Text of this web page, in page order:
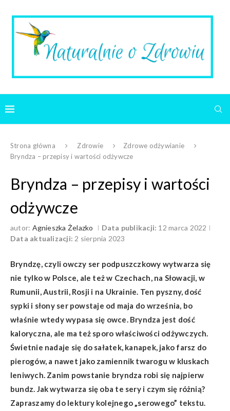
Strona główna Zdrowie
Zdrowe odżywianie
Bryndza – przepisy i wartości odżywcze
Bryndza – przepisy i wartości
odżywcze
autor: Agnieszka Żelazko Data publikacji: 12 marca 2022
Data aktualizacji: 2 sierpnia 2023
Bryndzę, czyli owczy ser podpuszczkowy wytwarza się
nie tylko w Polsce, ale też w Czechach, na Słowacji, w
Rumunii, Austrii, Rosji i na Ukrainie. Ten pyszny, dość
sypki i słony ser powstaje od maja do września, bo
właśnie wtedy wypasa się owce. Bryndza jest dość
kaloryczna, ale ma też sporo właściwości odżywczych.
Świetnie nadaje się do sałatek, kanapek, jako farsz do
pierogów, a nawet jako zamiennik twarogu w kluskach
leniwych. Zanim powstanie bryndza robi się najpierw
bundz. Jak wytwarza się oba te sery i czym się różnią?
Zapraszamy do lektury kolejnego „serowego” tekstu.